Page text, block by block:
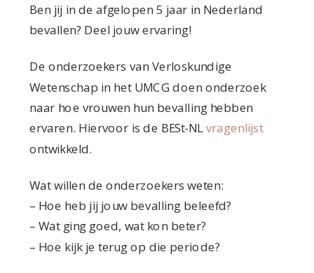
Ben jij in de afgelopen 5 jaar in Nederland
bevallen? Deel jouw ervaring!
De onderzoekers van Verloskundige
Wetenschap in het UMCG doen onderzoek
naar hoe vrouwen hun bevalling hebben
ervaren. Hiervoor is de BESt-NLvragenlijst
ontwikkeld.
Wat willen de onderzoekers weten:
– Hoe heb jij jouw bevalling beleefd?
– Wat ging goed, wat kon beter?
– Hoe kijk je terug op die periode?